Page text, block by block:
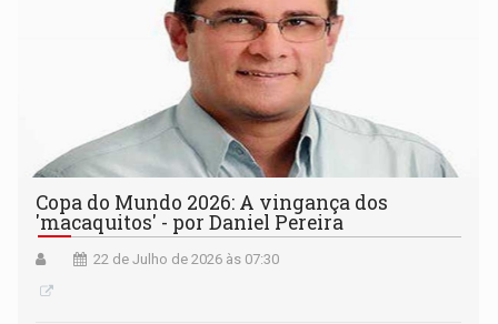
Copa do Mundo 2026: A vingança dos
'macaquitos' - por Daniel Pereira
22 de Julho de 2026 às 07:30